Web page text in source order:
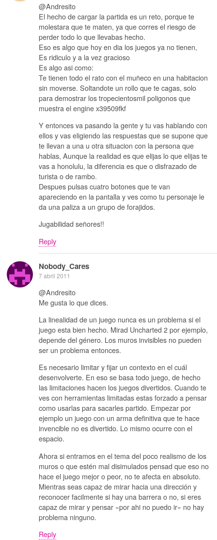
@Andresito
El hecho de cargar la partida es un reto, porque te
molestara que te maten, ya que corres el riesgo de
perder todo lo que llevabas hecho.
Eso es algo que hoy en dia los juegos ya no tienen,
Es ridiculo y a la vez gracioso
Es algo asi como:
Te tienen todo el rato con el muñeco en una habitacion
sin moverse. Soltandote un rollo que te cagas, solo
para demostrar los tropecientosmil poligonos que
muestra el engine x39509fkf
Y entonces va pasando la gente y tu vas hablando con
ellos y vas eligiendo las respuestas que se supone que
te llevan a una u otra situacion con la persona que
hablas, Aunque la realidad es que elijas lo que elijas te
vas a honolulu, la diferencia es que o disfrazado de
turista o de rambo.
Despues pulsas cuatro botones que te van
apareciendo en la pantalla y ves como tu personaje le
da una paliza a un grupo de forajidos.
Jugabilidad señores!!
Reply
Nobody_Cares
7 abril 2011
@Andresito
Me gusta lo que dices.
La linealidad de un juego nunca es un problema si el
juego esta bien hecho. Mirad Uncharted 2 por ejemplo,
depende del género. Los muros invisibles no pueden
ser un problema entonces.
Es necesario limitar y fijar un contexto en el cuál
desenvolverte. En eso se basa todo juego, de hecho
las limitaciones hacen los juegos divertidos. Cuando te
ves con herramientas limitadas estas forzado a pensar
como usarlas para sacarles partido. Empezar por
ejemplo un juego con un arma definitiva que te hace
invencible no es divertido. Lo mismo ocurre con el
espacio.
Ahora si entramos en el tema del poco realismo de los
muros o que estén mal disimulados pensad que eso no
hace el juego mejor o peor, no te afecta en absoluto.
Mientras seas capaz de mirar hacia una dirección y
reconocer facilmente si hay una barrera o no, si eres
capaz de mirar y pensar «por ahi no puedo ir» no hay
problema ninguno.
Reply